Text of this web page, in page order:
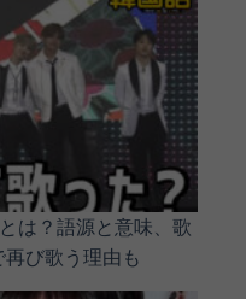
は？語源と意味、歌
び歌う理由も